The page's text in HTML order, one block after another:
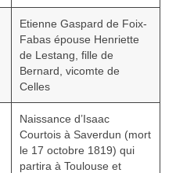
Etienne Gaspard de Foix-
Fabas épouse Henriette
de Lestang, fille de
Bernard, vicomte de
Celles
Naissance d’Isaac
Courtois à Saverdun (mort
le 17 octobre 1819) qui
partira à Toulouse et